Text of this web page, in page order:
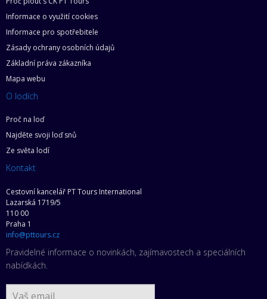
Informace o využití cookies
Informace pro spotřebitele
Zásady ochrany osobních údajů
Základní práva zákazníka
Mapa webu
O lodích
Proč na loď
Najděte svoji loď snů
Ze světa lodí
Kontakt
Cestovní kancelář PT Tours International
Lazarská 1719/5
110 00
Praha 1
info@pttours.cz
Pravidelné informace o novinkách, zajímavostech a speciálních
nabídkách.